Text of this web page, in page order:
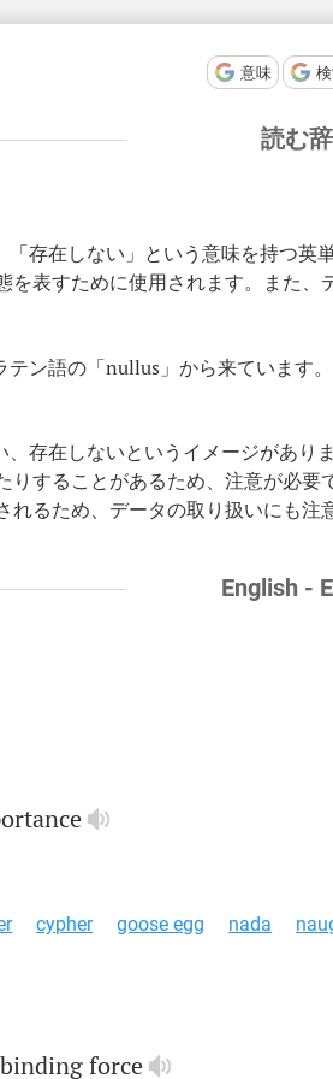
意味
読む
「存在しない」という意味を持つ
を表すために使用されます。また
テン語の「nullus」から来ています
、存在しないというイメージがあり
りすることがあるため、注意が必
れるため、データの取り扱いにも注
English -
cypher goose egg nada
bindingforce